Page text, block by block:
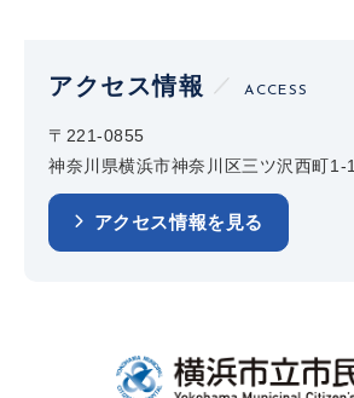
アクセス情報 ACCESS
〒221-0855
神奈川県横浜市神奈川区三ツ沢西町1-1
アクセス情報を見る